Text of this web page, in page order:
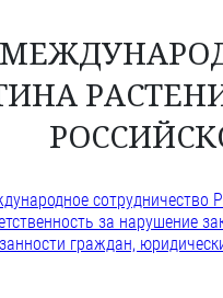
сотрудничество
за нарушение
граждан,